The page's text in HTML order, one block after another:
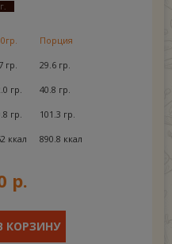
Порция
гр. 29.6 гр.
гр. 40.8 гр.
гр. 101.3 гр.
ккал 890.8 ккал
р.
КОРЗИНУ